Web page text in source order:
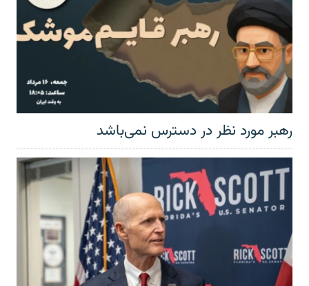
رهبر مورد نظر در دسترس نمی‌باشد